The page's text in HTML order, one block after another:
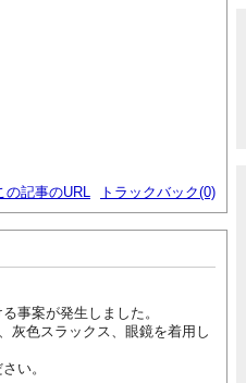
の記事のURL トラックバック(0)
事案が発生しました。
灰色スラックス、眼鏡を着用し
い。